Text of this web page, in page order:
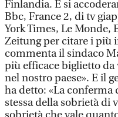
Finlandia. E si
Bbc, France 2, di tv
York Times, Le Monde,
Zeitung per citare i più
commenta il sindaco
più efficace biglietto
nel nostro paese». E il
ha detto: «La
stessa della sobrietà di